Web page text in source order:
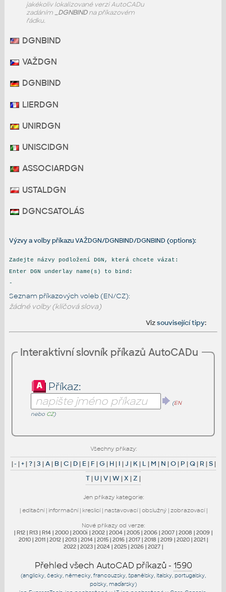
jakékoliv lokalizované verzi AutoCADu
zadáním _DGNBINDna příkazovém
řádku.
DGNBIND
VAŽDGN
DGNBIND
LIERDGN
UNIRDGN
UNISCIDGN
ASSOCIARDGN
USTALDGN
DGNCSATOLÁS
Výzvy a volby příkazu VAŽDGN/DGNBIND/DGNBIND (options):
Zadejte názvy podložení DGN, která chcete vázat:
Enter DGN underlay name(s) to bind:
-
Seznam příkazových voleb (EN/CZ):
žádné volby (klíčová slova)
Vizsouvisející tipy:
Interaktivní slovník příkazů AutoCADu
Příkaz:
(EN
nebo CZ)
Všechny příkazy:
|- |+|?|3 |A| B|C| D| E| F |G| H| I |J | K| L | M | N |O| P |Q| R |S|
T| U|V|W|X |Z |
Jen příkazy kategorie:
| editační| informační| kreslicí| nastavovací| obslužný| zobrazovací|
Nové příkazy od verze:
| R12 | R13 | R14 | 2000 | 2000i | 2002 | 2004 | 2005 | 2006 | 2007 | 2008 | 2009 |
2010 | 2011 | 2012 | 2013 | 2014 | 2015 | 2016 | 2017 | 2018 | 2019 | 2020 | 2021 |
2022 | 2023 | 2024 | 2025 | 2026 | 2027 |
Přehled všech AutoCAD příkazů - 1590
(anglicky, česky, německy, francouzsky, španělsky, italsky, portugalsky,
polsky, maďarsky)